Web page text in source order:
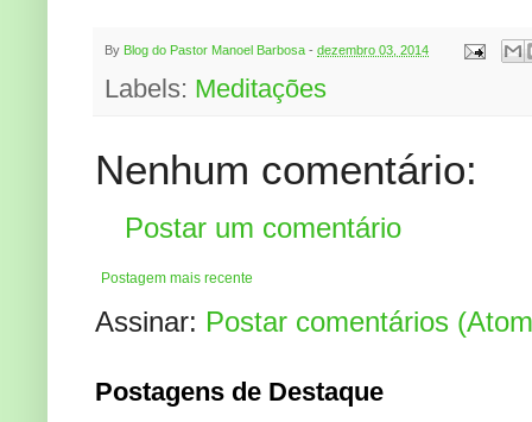
By Blog do Pastor Manoel Barbosa - dezembro 03, 2014
Labels: Meditações
Nenhum comentário:
Postar um comentário
Postagem mais recente
Assinar: Postar comentários
Postagens de Destaque